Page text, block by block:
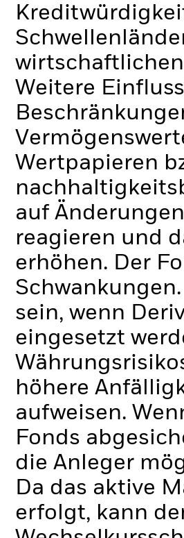
Weitere
Wertpapieren
auf
reagieren und
erhöhen. Der
sein, wenn
eingesetzt
höhere
aufweisen.
Fonds
die Anleger
Da das aktive
erfolgt, kann